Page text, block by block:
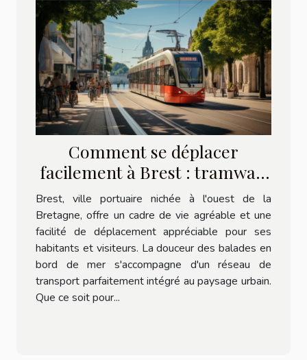
Comment se déplacer
facilement à Brest : tramway,
bus et vélos
Brest, ville portuaire nichée à l'ouest de la
Bretagne, offre un cadre de vie agréable et une
facilité de déplacement appréciable pour ses
habitants et visiteurs. La douceur des balades en
bord de mer s'accompagne d'un réseau de
transport parfaitement intégré au paysage urbain.
Que ce soit pour...